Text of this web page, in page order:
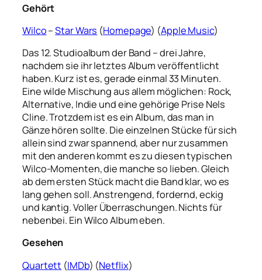
Gehört
Wilco–Star Wars (Homepage) (Apple Music)
Das 12. Studioalbum der Band – drei Jahre,
nachdem sie ihr letztes Album veröffentlicht
haben. Kurz ist es, gerade einmal 33 Minuten.
Eine wilde Mischung aus allem möglichen: Rock,
Alternative, Indie und eine gehörige Prise Nels
Cline. Trotzdem ist es ein Album, das man in
Gänze hören sollte. Die einzelnen Stücke für sich
allein sind zwar spannend, aber nur zusammen
mit den anderen kommt es zu diesen typischen
Wilco-Momenten, die manche so lieben. Gleich
ab dem ersten Stück macht die Band klar, wo es
lang gehen soll. Anstrengend, fordernd, eckig
und kantig. Voller Überraschungen. Nichts für
nebenbei. Ein Wilco Album eben.
Gesehen
Quartett (IMDb) (Netflix)